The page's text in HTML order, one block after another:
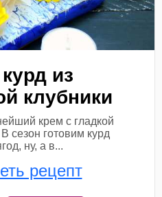
из
клубники
крем с гладкой
сезон готовим курд
ну, а в...
рецепт